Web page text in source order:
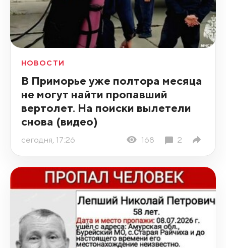
НОВОСТИ
В Приморье уже полтора месяца
не могут найти пропавший
вертолет. На поиски вылетели
снова (видео)
сегодня, 17:26 168 2